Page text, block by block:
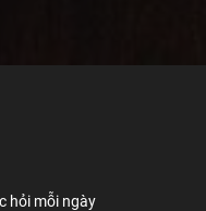
hỏi mỗi ngày